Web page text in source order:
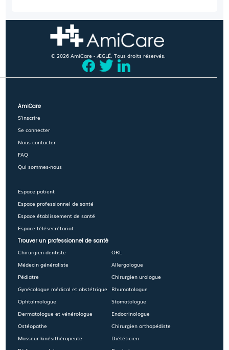
© 2026 AmiCare - ÆGLÉ. Tous droits réservés.
AmiCare
S'inscrire
Se connecter
Nous contacter
FAQ
Qui sommes-nous
Espace patient
Espace professionnel de santé
Espace établissement de santé
Espace télésecrétariat
Trouver un professionnel de santé
Chirurgien-dentiste
Médecin généraliste
Pédiatre
Gynécologue médical et obstétrique
Ophtalmologue
Dermatologue et vénérologue
Ostéopathe
Masseur-kinésithérapeute
ORL
Allergologue
Chirurgien urologue
Rhumatologue
Stomatologue
Endocrinologue
Chirurgien orthopédiste
Diététicien